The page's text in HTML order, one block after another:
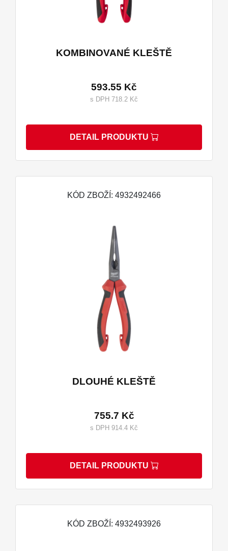
KOMBINOVANÉ KLEŠTĚ
593.55 Kč
s DPH 718.2 Kč
DETAIL PRODUKTU
KÓD ZBOŽÍ: 4932492466
DLOUHÉ KLEŠTĚ
755.7 Kč
s DPH 914.4 Kč
DETAIL PRODUKTU
KÓD ZBOŽÍ: 4932493926